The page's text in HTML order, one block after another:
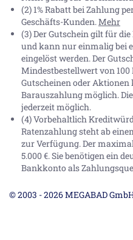
(2) 1% Rabatt bei Zahlung
Geschäfts-Kunden.Mehr
(3) Der Gutschein gilt für
und kann nur einmalig bei
eingelöst werden. Der
Mindestbestellwert von
Gutscheinen oder Aktionen
Barauszahlung möglich.
jederzeit möglich.
(4) Vorbehaltlich
Ratenzahlung steht ab
zur Verfügung. Der
5.000 €. Sie benötigen ein
Bankkonto als
© 2003 - 2026 MEGABAD